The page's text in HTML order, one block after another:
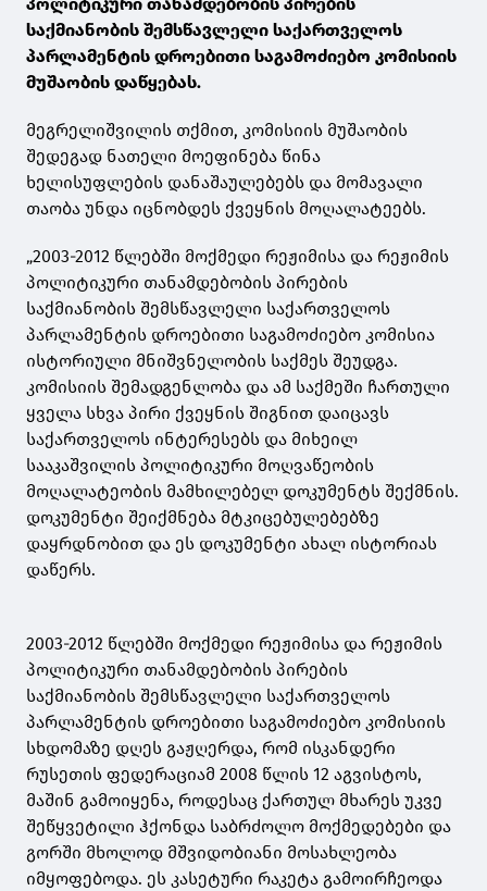
პოლიტიკური თანამდებობის პირების
საქმიანობის შემსწავლელი საქართველოს
პარლამენტის დროებითი საგამოძიებო კომისიის
მუშაობის დაწყებას.
მეგრელიშვილის თქმით, კომისიის მუშაობის
შედეგად ნათელი მოეფინება წინა
ხელისუფლების დანაშაულებებს და მომავალი
თაობა უნდა იცნობდეს ქვეყნის მოღალატეებს.
„2003-2012 წლებში მოქმედი რეჟიმისა და რეჟიმის
პოლიტიკური თანამდებობის პირების
საქმიანობის შემსწავლელი საქართველოს
პარლამენტის დროებითი საგამოძიებო კომისია
ისტორიული მნიშვნელობის საქმეს შეუდგა.
კომისიის შემადგენლობა და ამ საქმეში ჩართული
ყველა სხვა პირი ქვეყნის შიგნით დაიცავს
საქართველოს ინტერესებს და მიხეილ
სააკაშვილის პოლიტიკური მოღვაწეობის
მოღალატეობის მამხილებელ დოკუმენტს შექმნის.
დოკუმენტი შეიქმნება მტკიცებულებებზე
დაყრდნობით და ეს დოკუმენტი ახალ ისტორიას
დაწერს.
2003-2012 წლებში მოქმედი რეჟიმისა და რეჟიმის
პოლიტიკური თანამდებობის პირების
საქმიანობის შემსწავლელი საქართველოს
პარლამენტის დროებითი საგამოძიებო კომისიის
სხდომაზე დღეს გაჟღერდა, რომ ისკანდერი
რუსეთის ფედერაციამ 2008 წლის 12 აგვისტოს,
მაშინ გამოიყენა, როდესაც ქართულ მხარეს უკვე
შეწყვეტილი ჰქონდა საბრძოლო მოქმედებები და
გორში მხოლოდ მშვიდობიანი მოსახლეობა
იმყოფებოდა. ეს კასეტური რაკეტა გამოირჩეოდა